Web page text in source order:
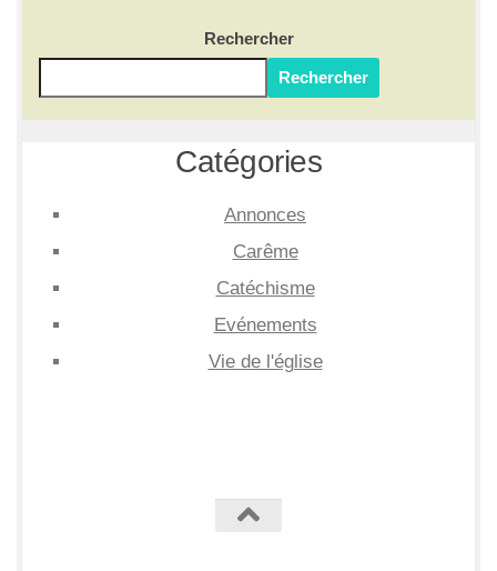
Rechercher
Rechercher
Catégories
Annonces
Carême
Catéchisme
Evénements
Vie de l'église